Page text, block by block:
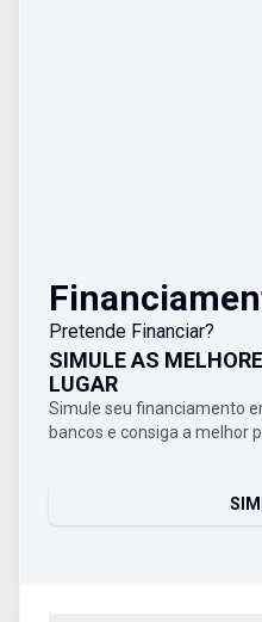
Pretende Financiar?
SIMULE AS
LUGAR
Simule seu financiamento
bancos e consiga a melhor